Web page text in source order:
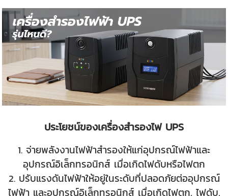
ประโยชน์ของเครื่องสำรองไฟ UPS
1. จ่ายพลังงานไฟฟ้าสำรองให้แก่อุปกรณ์ไฟฟ้าและ
อุปกรณ์อิเล็กทรอนิกส์ เมื่อเกิดไฟดับหรือไฟตก
2. ปรับแรงดันไฟฟ้าให้อยู่ในระดับที่ปลอดภัยต่ออุปกรณ์
ไฟฟ้า และอุปกรณ์อิเล็กทรอนิกส์ เมื่อเกิดไฟตก, ไฟดับ,